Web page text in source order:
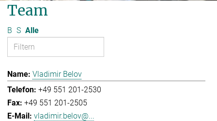
Team
B S Alle
Vladimir Belov
+49 551 201-2530
+49 551 201-2505
vladimir.belov@...